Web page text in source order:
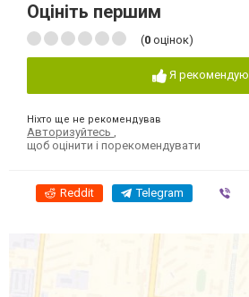
Оцініть першим
(0 оцінок)
Я рекомендую
Ніхто ще не рекомендував
Авторизуйтесь
щоб оцінити і порекомендувати
Reddit Telegram